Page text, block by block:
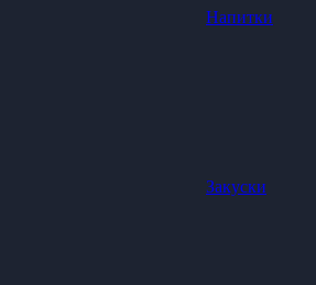
Напитки
Закуски